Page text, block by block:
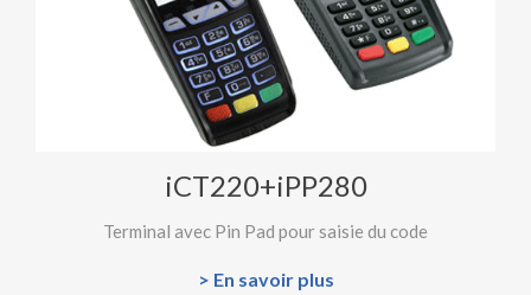
iCT220+iPP280
Terminal avec Pin Pad pour saisie du code
> En savoir plus